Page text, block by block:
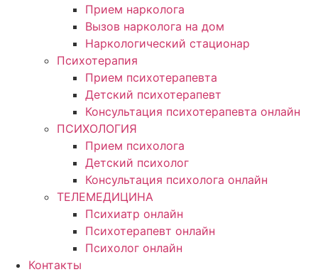
Прием нарколога
Вызов нарколога на дом
Наркологический стационар
Психотерапия
Прием психотерапевта
Детский психотерапевт
Консультация психотерапевта онлайн
ПСИХОЛОГИЯ
Прием психолога
Детский психолог
Консультация психолога онлайн
ТЕЛЕМЕДИЦИНА
Психиатр онлайн
Психотерапевт онлайн
Психолог онлайн
Контакты